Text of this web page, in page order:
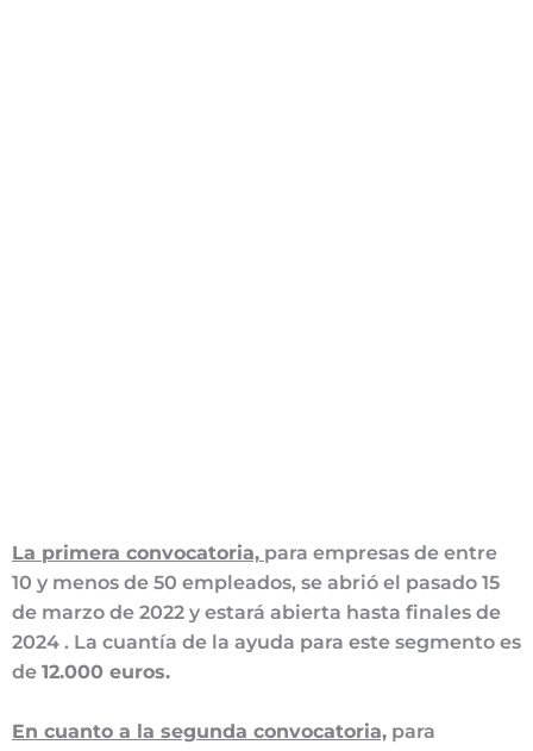
La primera convocatoria, para empresas de entre
10 y menos de 50 empleados, se abrió el pasado 15
de marzo de 2022 y estará abierta hasta finales de
2024 . La cuantía de la ayuda para este segmento es
de 12.000 euros.
En cuanto a la segunda convocatoria, para